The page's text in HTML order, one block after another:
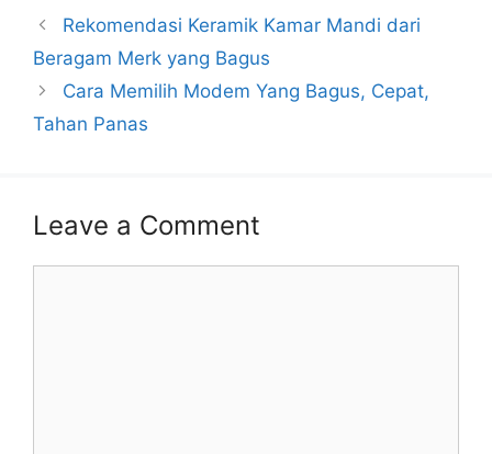
Rekomendasi Keramik Kamar Mandi dari
Beragam Merk yang Bagus
Cara Memilih Modem Yang Bagus, Cepat,
Tahan Panas
Leave a Comment